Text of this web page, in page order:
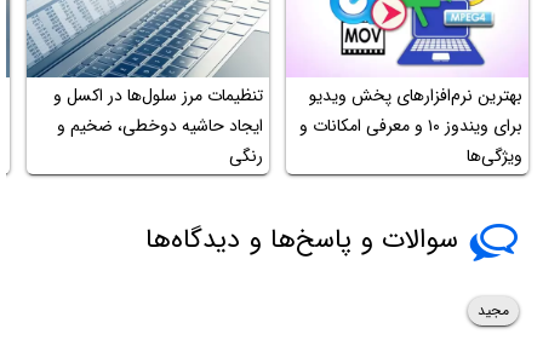
بهترین نرم‌افزارهای پخش ویدیو
برای ویندوز ۱۰ و معرفی امکانات و
ویژگی‌ها
تنظیمات مرز سلول‌ها در اکسل و
ایجاد حاشیه دوخطی، ضخیم و
رنگی
سوالات و پاسخ‌ها و دیدگاه‌ها
مجید